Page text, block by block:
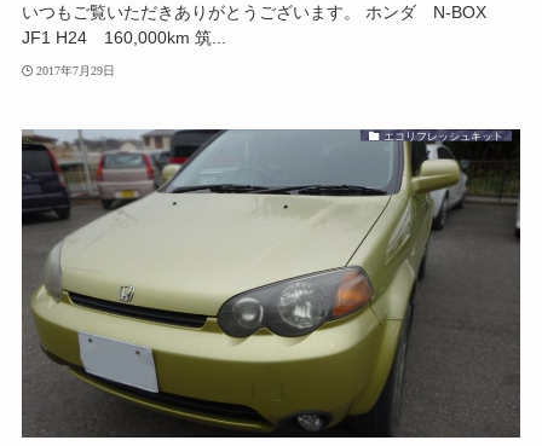
いつもご覧いただきありがとうございます。 ホンダ N-BOX
JF1 H24 160,000km 筑...
2017年7月29日
エコリフレッシュキット